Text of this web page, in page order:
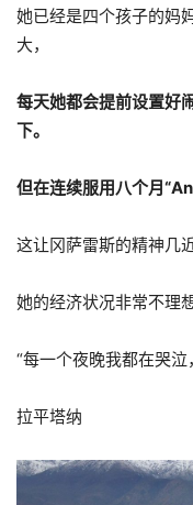
她已经是四个孩子的妈
大，
每天她都会提前设置好
下。
但在连续服用八个月
这让冈萨雷斯的精神几
她的经济状况非常不理
“每一个夜晚我都在哭
拉平塔纳